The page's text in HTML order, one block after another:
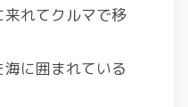
れてクルマで移
に囲まれている